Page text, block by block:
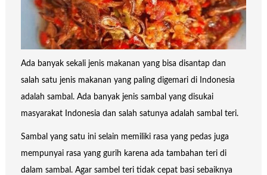
Ada banyak sekali jenis makanan yang bisa disantap dan
salah satu jenis makanan yang paling digemari di Indonesia
adalah sambal. Ada banyak jenis sambal yang disukai
masyarakat Indonesia dan salah satunya adalah sambal teri.
Sambal yang satu ini selain memiliki rasa yang pedas juga
mempunyai rasa yang gurih karena ada tambahan teri di
dalam sambal. Agar sambel teri tidak cepat basi sebaiknya